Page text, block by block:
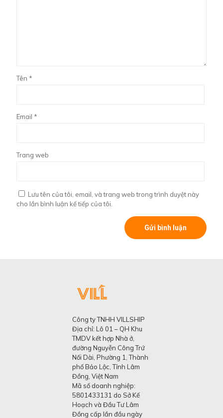
Tên *
Email *
Trang web
Lưu tên của tôi, email, và trang web trong trình duyệt này
cho lần bình luận kế tiếp của tôi.
Công ty TNHH VILLSHIP
Địa chỉ: Lô 01 – QH Khu
TMDV kết hợp Nhà ở,
đường Nguyễn Công Trứ
Nối Dài, Phường 1, Thành
phố Bảo Lộc, Tỉnh Lâm
Đồng, Việt Nam
Mã số doanh nghiệp:
5801433131 do Sở Kế
Hoạch và Đầu Tư Lâm
Đồng cấp lần đầu ngày